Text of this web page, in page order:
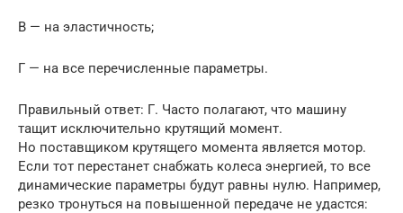
В — на эластичность;
Г — на все перечисленные параметры.
Правильный ответ: Г. Часто полагают, что машину
тащит исключительно крутящий момент.
Но поставщиком крутящего момента является мотор.
Если тот перестанет снабжать колеса энергией, то все
динамические параметры будут равны нулю. Например,
резко тронуться на повышенной передаче не удастся: